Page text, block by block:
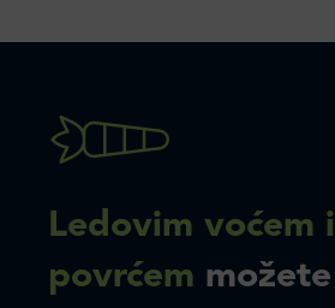
Ledovim voćem i
povrćem možete